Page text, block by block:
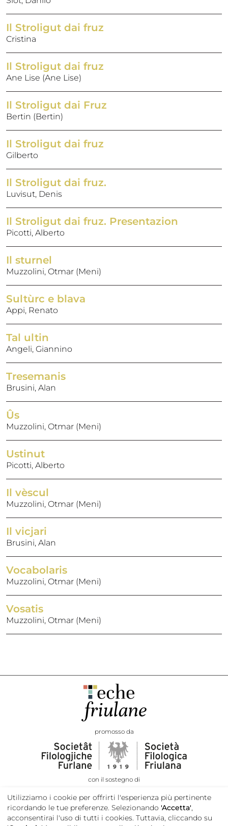
Il Stroligut dai fruz
Cristina
Il Stroligut dai fruz
Ane Lise (Ane Lise)
Il Stroligut dai Fruz
Bertin (Bertin)
Il Stroligut dai fruz
Gilberto
Il Stroligut dai fruz.
Luvisut, Denis
Il Stroligut dai fruz. Presentazion
Picotti, Alberto
Il sturnel
Muzzolini, Otmar (Meni)
Sultùrc e blava
Appi, Renato
Tal ultin
Angeli, Giannino
Tresemanis
Brusini, Alan
Ûs
Muzzolini, Otmar (Meni)
Ustinut
Picotti, Alberto
Il vèscul
Muzzolini, Otmar (Meni)
Il vicjari
Brusini, Alan
Vocabolaris
Muzzolini, Otmar (Meni)
Vosatis
Muzzolini, Otmar (Meni)
promosso da
con il sostegno di
Utilizziamo i cookie per offrirti l'esperienza più pertinente
ricordando le tue preferenze. Selezionando 'Accetta',
acconsentirai l'uso di tutti i cookies. Tuttavia, cliccando su